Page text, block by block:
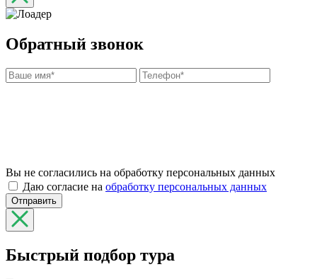
Обратный звонок
Вы не согласились на обработку персональных данных
Даю согласие на обработку персональных данных
Отправить
Быстрый подбор тура